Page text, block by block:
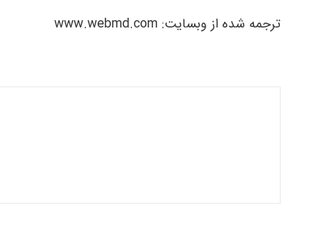
ترجمه شده از وبسایت: www.webmd.com